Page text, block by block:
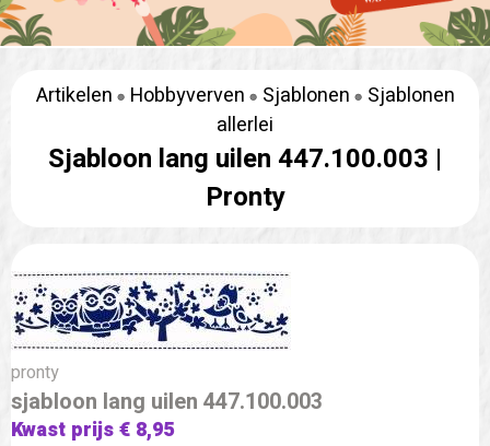
Artikelen Hobbyverven Sjablonen
Sjablonen
allerlei
Sjabloon lang uilen 447.100.003 |
Pronty
pronty
sjabloon lang uilen 447.100.003
Kwast prijs € 8,95